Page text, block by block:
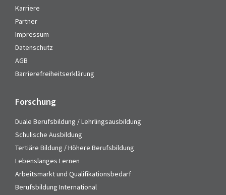
Karriere
Partner
Impressum
Datenschutz
AGB
Barrierefreiheitserklärung
Forschung
Duale Berufsbildung / Lehrlingsausbildung
Schulische Ausbildung
Tertiäre Bildung / Höhere Berufsbildung
Lebenslanges Lernen
Arbeitsmarkt und Qualifikationsbedarf
Berufsbildung International